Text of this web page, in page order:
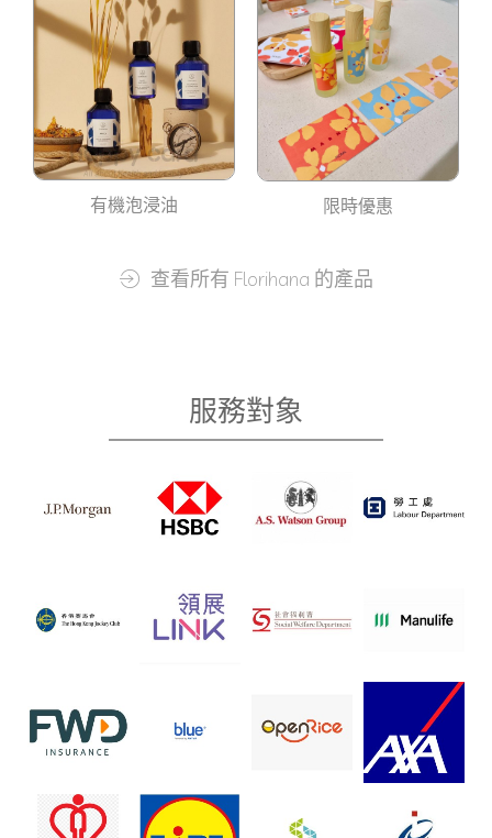
有機泡浸油 限時優惠
查看所有 Florihana 的產品
服務對象